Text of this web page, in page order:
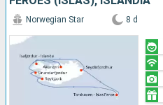
Norwegian Star 8 d